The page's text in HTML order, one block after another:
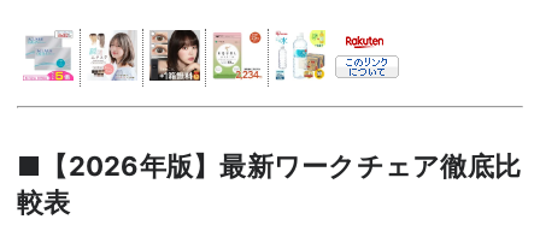
■【2026年版】最新ワークチェア徹底比
較表